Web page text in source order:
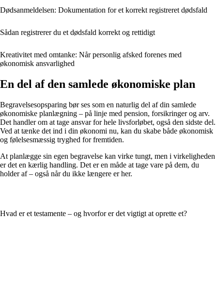
Dødsanmeldelsen: Dokumentation for et korrekt registreret dødsfald
Sådan registrerer du et dødsfald korrekt og rettidigt
Kreativitet med omtanke: Når personlig afsked forenes med
økonomisk ansvarlighed
En del af den samlede økonomiske plan
Begravelsesopsparing bør ses som en naturlig del af din samlede
økonomiske planlægning – på linje med pension, forsikringer og arv.
Det handler om at tage ansvar for hele livsforløbet, også den sidste del.
Ved at tænke det ind i din økonomi nu, kan du skabe både økonomisk
og følelsesmæssig tryghed for fremtiden.
At planlægge sin egen begravelse kan virke tungt, men i virkeligheden
er det en kærlig handling. Det er en måde at tage vare på dem, du
holder af – også når du ikke længere er her.
Hvad er et testamente – og hvorfor er det vigtigt at oprette et?